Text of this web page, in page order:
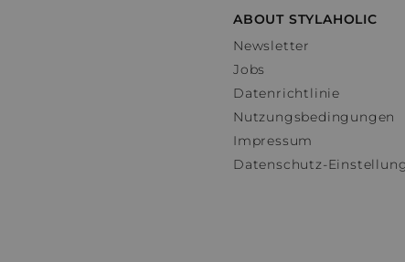
ABOUT STYLAHOLIC
Newsletter
Jobs
Datenrichtlinie
Nutzungsbedingungen
Impressum
Datenschutz-